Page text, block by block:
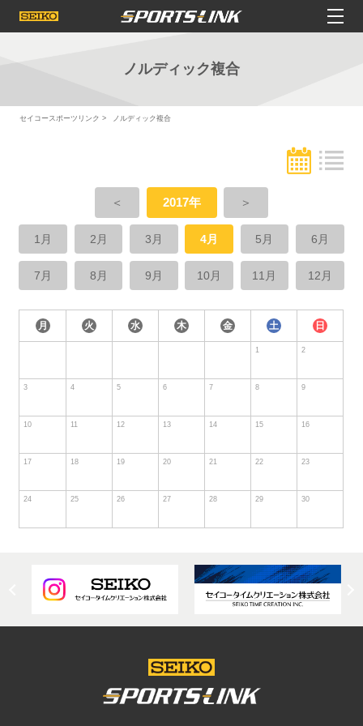
ノルディック複合
セイコースポーツリンク ノルディック複合
＜ 2017年 ＞
1月 2月 3月 4月 5月 6月
7月 8月 9月 10月 11月 12月
月 火 水 木 金 土 日
1 2
3 4 5 6 7 8 9
10 11 12 13 14 15 16
17 18 19 20 21 22 23
24 25 26 27 28 29 30